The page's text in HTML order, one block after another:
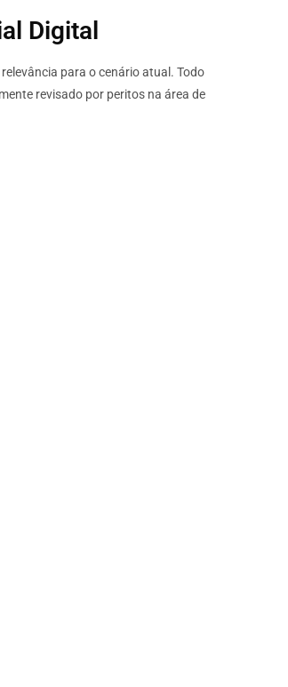
Digital
para o cenário atual. Todo
revisado por peritos na área de